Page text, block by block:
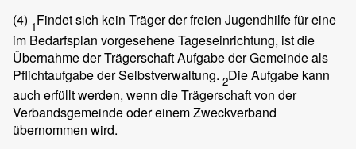
(4) 1Findet sich kein Träger der freien Jugendhilfe für eine
im Bedarfsplan vorgesehene Tageseinrichtung, ist die
Übernahme der Trägerschaft Aufgabe der Gemeinde als
Pflichtaufgabe der Selbstverwaltung. 2Die Aufgabe kann
auch erfüllt werden, wenn die Trägerschaft von der
Verbandsgemeinde oder einem Zweckverband
übernommen wird.